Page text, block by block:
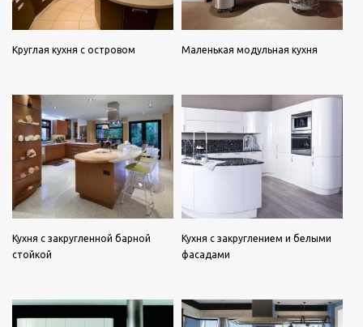
Круглая кухня с островом Маленькая модульная кухня
Кухня с закругленной барной
стойкой
Кухня с закруглением и белыми
фасадами